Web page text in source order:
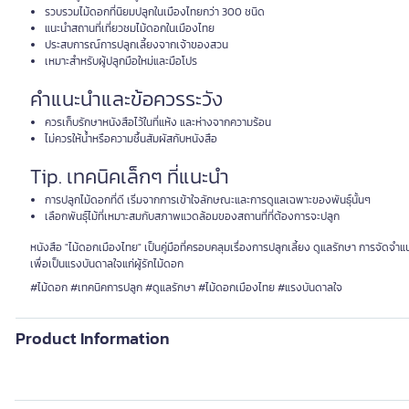
รวบรวมไม้ดอกที่นิยมปลูกในเมืองไทยกว่า 300 ชนิด
แนะนำสถานที่เที่ยวชมไม้ดอกในเมืองไทย
ประสบการณ์การปลูกเลี้ยงจากเจ้าของสวน
เหมาะสำหรับผู้ปลูกมือใหม่และมือโปร
คำแนะนำและข้อควรระวัง
ควรเก็บรักษาหนังสือไว้ในที่แห้ง และห่างจากความร้อน
ไม่ควรให้น้ำหรือความชื้นสัมผัสกับหนังสือ
Tip. เทคนิคเล็กๆ ที่แนะนำ
การปลูกไม้ดอกที่ดี เริ่มจากการเข้าใจลักษณะและการดูแลเฉพาะของพันธุ์นั้นๆ
เลือกพันธุ์ไม้ที่เหมาะสมกับสภาพแวดล้อมของสถานที่ที่ต้องการจะปลูก
หนังสือ "ไม้ดอกเมืองไทย" เป็นคู่มือที่ครอบคลุมเรื่องการปลูกเลี้ยง ดูแลรักษา การจัดจำ
เพื่อเป็นแรงบันดาลใจแก่ผู้รักไม้ดอก
#ไม้ดอก #เทคนิคการปลูก #ดูแลรักษา #ไม้ดอกเมืองไทย #แรงบันดาลใจ
Product Information